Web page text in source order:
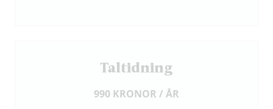
Taltidning
990 KRONOR / ÅR